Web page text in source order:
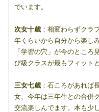
でいます。
次女十歳：相変わらずクラ
年くらいから自分から楽し
「学習の穴」が今のところ
び級クラスが最もフィット
三女七歳：石ころがあれば
女、今年は三年生との合併
交流楽しんでます。本も少